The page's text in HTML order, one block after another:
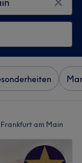
am Main